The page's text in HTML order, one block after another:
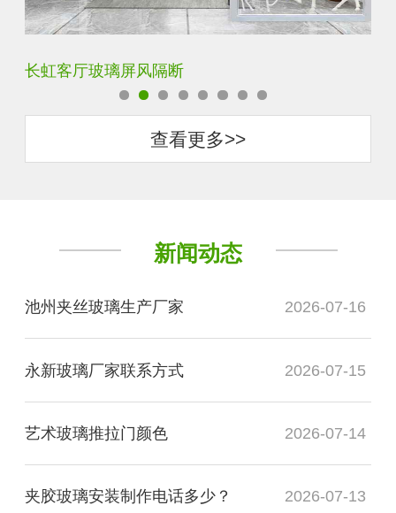
夹丝夹胶夹绢玻璃屏风
查看更多>>
新闻动态
池州夹丝玻璃生产厂家 2026-07-16
永新玻璃厂家联系方式 2026-07-15
艺术玻璃推拉门颜色 2026-07-14
夹胶玻璃安装制作电话多少？ 2026-07-13